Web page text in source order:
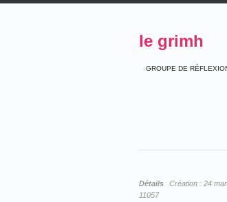
le grimh
GROUPE DE
Détails Création : 24
11057